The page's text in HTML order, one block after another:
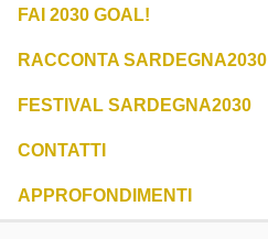
FAI 2030 GOAL!
RACCONTA SARDEGNA2030
FESTIVAL SARDEGNA2030
CONTATTI
APPROFONDIMENTI